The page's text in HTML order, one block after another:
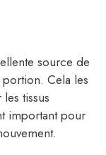
source de
Cela les
tissus
important pour